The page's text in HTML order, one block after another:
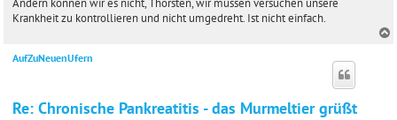
Ändern können wir es nicht, Thorsten, wir müssen versuchen unsere
Krankheit zu kontrollieren und nicht umgedreht. Ist nicht einfach.
AufZuNeuenUfern
Re: Chronische Pankreatitis - das Murmeltier grüßt